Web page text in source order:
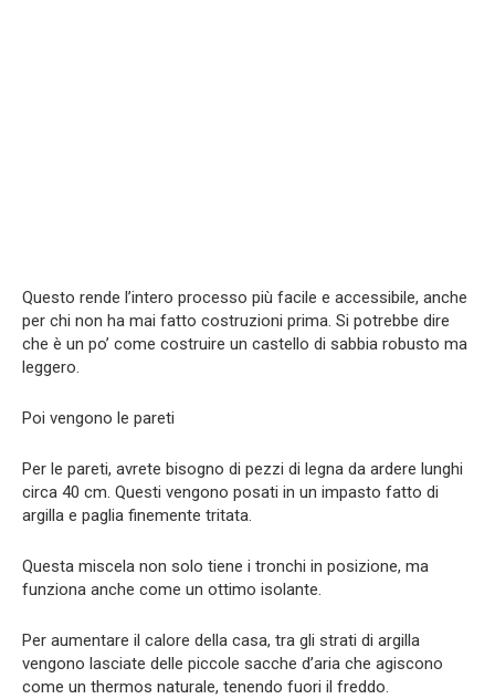
Questo rende l’intero processo più facile e accessibile, anche
per chi non ha mai fatto costruzioni prima. Si potrebbe dire
che è un po’ come costruire un castello di sabbia robusto ma
leggero.
Poi vengono le pareti
Per le pareti, avrete bisogno di pezzi di legna da ardere lunghi
circa 40 cm. Questi vengono posati in un impasto fatto di
argilla e paglia finemente tritata.
Questa miscela non solo tiene i tronchi in posizione, ma
funziona anche come un ottimo isolante.
Per aumentare il calore della casa, tra gli strati di argilla
vengono lasciate delle piccole sacche d’aria che agiscono
come un thermos naturale, tenendo fuori il freddo.